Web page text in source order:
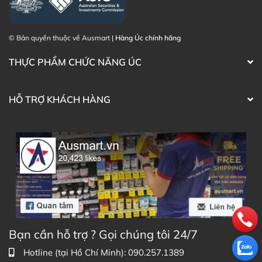
© Bản quyền thuộc về Ausmart | Hàng Úc chính hãng
THỰC PHẨM CHỨC NĂNG ÚC
HỖ TRỢ KHÁCH HÀNG
Bạn cần hỗ trợ ? Gọi chúng tôi 24/7
Hotline (tại Hồ Chí Minh): 090.257.1389